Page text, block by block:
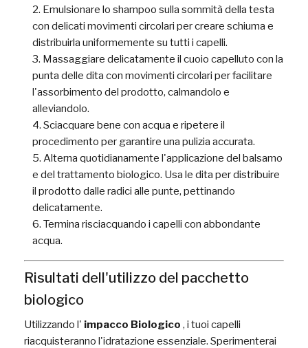
Emulsionare lo shampoo sulla sommità della testa
con delicati movimenti circolari per creare schiuma e
distribuirla uniformemente su tutti i capelli.
Massaggiare delicatamente il cuoio capelluto con la
punta delle dita con movimenti circolari per facilitare
l'assorbimento del prodotto, calmandolo e
alleviandolo.
Sciacquare bene con acqua e ripetere il
procedimento per garantire una pulizia accurata.
Alterna quotidianamente l'applicazione del balsamo
e del trattamento biologico. Usa le dita per distribuire
il prodotto dalle radici alle punte, pettinando
delicatamente.
Termina risciacquando i capelli con abbondante
acqua.
Risultati dell'utilizzo del pacchetto
biologico
Utilizzando l' impacco Biologico , i tuoi capelli
riacquisteranno l'idratazione essenziale. Sperimenterai